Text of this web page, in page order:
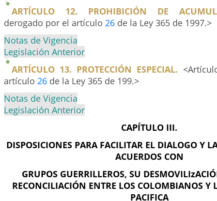
ARTÍCULO 12. PROHIBICIÓN DE
derogado por el artículo 26 de la Ley 365 de 1997.>
Notas de Vigencia
Legislación Anterior
ARTÍCULO 13. PROTECCIÓN ESPECIAL.
artículo 26 de la Ley 365 de 199.>
Notas de Vigencia
Legislación Anterior
CAPÍTULO III.
DISPOSICIONES PARA FACILITAR EL DIALOGO Y
ACUERDOS CON
GRUPOS GUERRILLEROS, SU
RECONCILIACIÓN ENTRE LOS COLOMBIANOS Y
PACIFICA